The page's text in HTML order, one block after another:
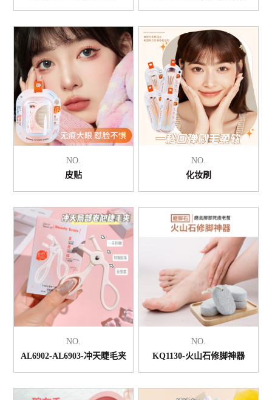
NO.
皮贴
NO.
化妆刷
NO.
AL6902-AL6903-冲天睫毛夹
NO.
KQ1130-火山石修脚神器